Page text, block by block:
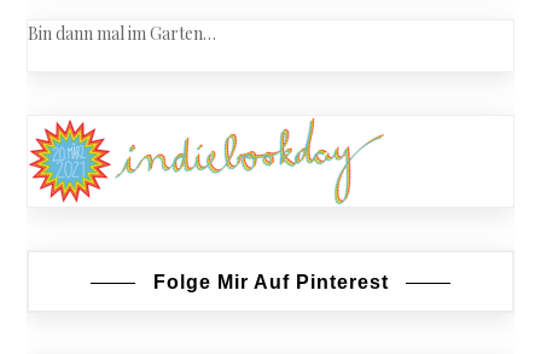
Bin dann mal im Garten…
Folge Mir Auf Pinterest